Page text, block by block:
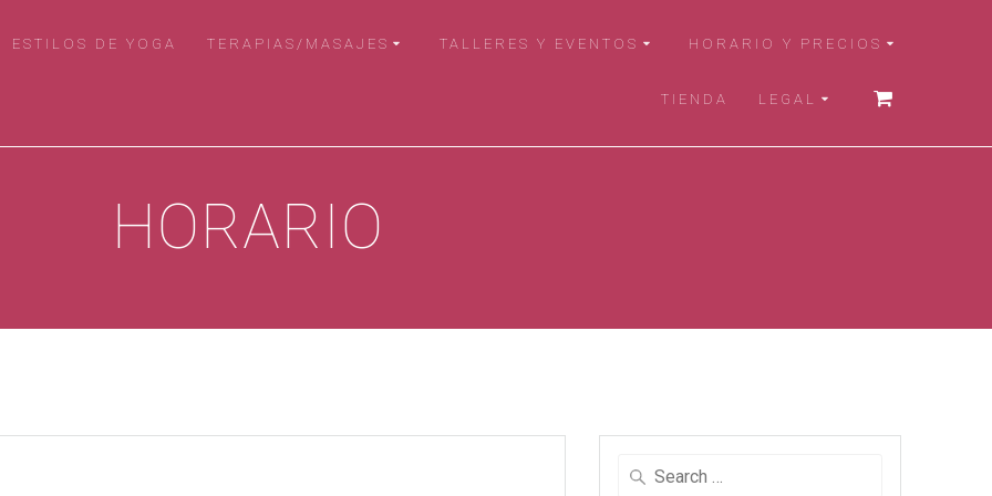
ESTILOS DE YOGA TERAPIAS/MASAJES TALLERES Y EVENTOS HORARIO Y PRECIOS
TIENDA LEGAL
HORARIO
Search